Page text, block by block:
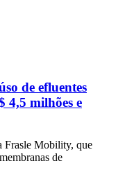
de efluentes
4,5 milhões e
Frasle Mobility, que
de